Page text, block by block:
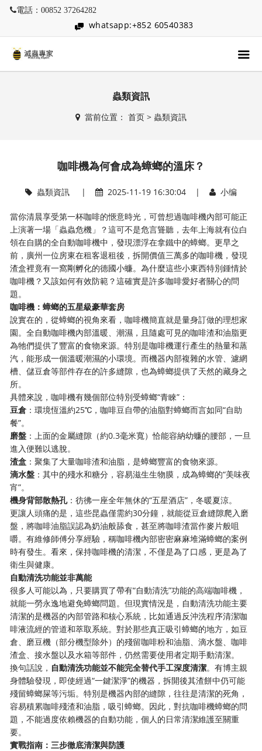
電話：00852 37264282
whatsapp:+852 60540383
蟲類資訊
當前位置： 首页> 蟲類資訊
咖啡機為何會成為蟑螂的溫床？
蟲類資訊| 2025-11-19 16:30:04 | 小编
當你清晨享受第一杯咖啡的愜意時光，可曾想過咖啡機內部可能正
上演著一場「蟲蟲危機」？這可不是危言聳聽，去年上海就有位白
領在自購的全自動咖啡機中，發現漂浮在拿鐵中的蟑螂。更早之
前，廣州一位房東在租客退租後，拆開價值三萬多的咖啡機，發現
渣盒裡竟有一窩剛孵化的德國小蠊。為什麼這些小東西特別鍾情於
咖啡機？又該如何有效防範？這確實是許多咖啡愛好者關心的問
題。
咖啡機：蟑螂的五星級豪華套房
說實在的，從蟑螂的視角來看，咖啡機簡直就是量身訂做的理想家
園。全自動咖啡機內部溫暖、潮濕，且隨處可見的咖啡渣和油脂更
為牠們提供了豐富的食物來源。特別是咖啡機運行產生的熱量和蒸
汽，能形成一個溫暖潮濕的小環境。而機器內部複雜的水管、濾網
槽、儲豆倉等部件存在的許多縫隙，也為蟑螂提供了天然的藏身之
所。
具體來說，咖啡機有幾個部位特別受蟑螂“青睞”：
豆倉 ：環境恆溫約25℃，咖啡豆自帶的油脂對蟑螂而言如同“自助
餐”。
磨盤 ：上面的金屬縫隙（約0.3毫米寬）恰能容納幼蠊的腰部，一旦
進入便難以逃脫。
渣盒 ：聚集了大量咖啡渣和油脂，是蟑螂豐富的食物來源。
滴水盤 ：其中的殘水和糖分，容易滋生生物膜，成為蟑螂的“美味夜
宵”。
機身背部散熱孔：彷彿一座全年無休的“五星酒店”，冬暖夏涼。
更讓人頭痛的是，這些昆蟲僅需約30分鐘，就能從豆倉縫隙爬入磨
盤，將咖啡油脂誤認為奶油般舔食，甚至將咖啡渣當作麥片般咀
嚼。有維修師傅分享經驗，稱咖啡機內部密密麻麻堆滿蟑螂的案例
時有發生。看來，保持咖啡機的清潔，不僅是為了口感，更是為了
衛生與健康。
自動清洗功能並非萬能
很多人可能以為，只要購買了帶有“自動清洗”功能的高端咖啡機，
就能一勞永逸地避免蟑螂問題。但現實情況是，自動清洗功能主要
清潔的是機器的內部管路和核心系統，比如通過反沖洗程序清潔咖
啡液流經的管道和萃取系統。對於那些真正吸引蟑螂的地方，如豆
倉、磨豆機（部分機型除外）的殘留咖啡粉和油脂、滴水盤、咖啡
渣盒、接水盤以及水箱等部件，仍然需要使用者定期手動清潔。
換句話說， 自動清洗功能並不能完全替代手工深度清潔。有博主親
身體驗發現，即使經過“一鍵潔淨”的機器，拆開後其渣餅中仍可能
殘留蟑螂屎等污垢。特別是機器內部的縫隙，往往是清潔的死角，
容易積累咖啡殘渣和油脂，吸引蟑螂。因此，對抗咖啡機蟑螂的問
題，不能過度依賴機器的自動功能，個人的日常清潔維護至關重
要。
實戰指南：三步徹底清潔與防護